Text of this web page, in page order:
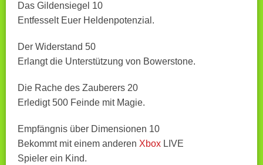
Das Gildensiegel 10
Entfesselt Euer Heldenpotenzial.
Der Widerstand 50
Erlangt die Unterstützung von Bowerstone.
Die Rache des Zauberers 20
Erledigt 500 Feinde mit Magie.
Empfängnis über Dimensionen 10
Bekommt mit einem anderen Xbox LIVE
Spieler ein Kind.